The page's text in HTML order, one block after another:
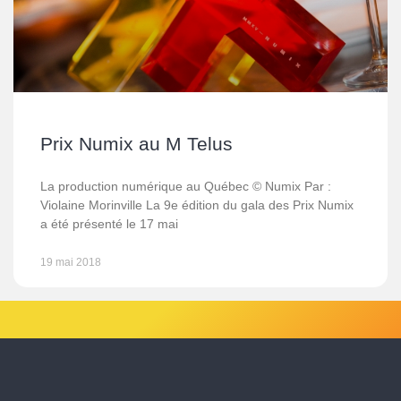
Prix Numix au M Telus
La production numérique au Québec © Numix Par :
Violaine Morinville La 9e édition du gala des Prix Numix
a été présenté le 17 mai
19 mai 2018